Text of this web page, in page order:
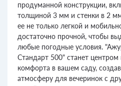
продуманной конструкции,
толщиной 3 мм и стенки в 2
ее не только легкой и
достаточно прочной, чтобы
любые погодные условия.
Стандарт 500" станет центром
комфорта в вашем саду,
атмосферу для вечеринок с